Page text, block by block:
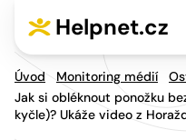
Helpnet.cz
Úvod Monitoring médií
Jak si obléknout ponožku
kyčle)? Ukáže video z